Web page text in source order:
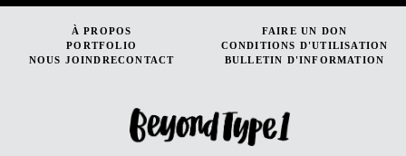
À PROPOS
FAIRE UN DON
PORTFOLIO
CONDITIONS D'UTILISATION
NOUS JOINDRECONTACT
BULLETIN D'INFORMATION